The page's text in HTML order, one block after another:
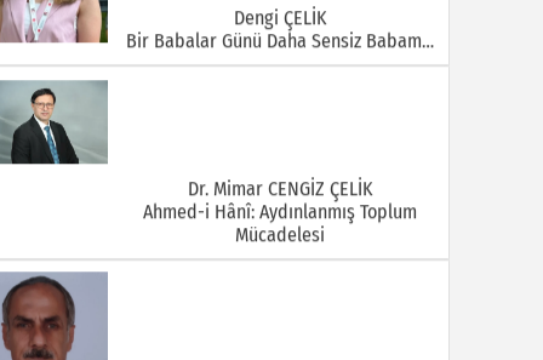
Dengi ÇELİK
Bir Babalar Günü Daha Sensiz Babam…
Dr. Mimar CENGİZ ÇELİK
Ahmed-i Hânî: Aydınlanmış Toplum
Mücadelesi